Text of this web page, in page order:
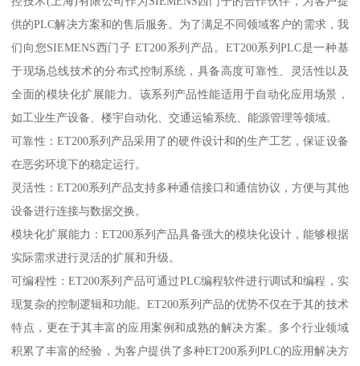
供的PLC解决方案和的售后服务。为了满足不同领域客户的需求，我
们向您SIEMENS西门子 ET200系列产品。ET200系列PLC是一种基
于现场总线技术的分布式控制系统，具备高度可靠性、灵活性以及
全面的模块化扩展能力。该系列产品性能适用于自动化应用场景，
如工业生产设备、楼宇自动化、交通运输系统、能源管理等领域。
可靠性：ET200系列产品采用了的硬件设计和的生产工艺，保证设备
在恶劣环境下的稳定运行。
灵活性：ET200系列产品支持多种通信接口和通信协议，方便与其他
设备进行连接与数据交换。
模块化扩展能力：ET200系列产品具备强大的模块化设计，能够根据
实际需求进行灵活的扩展和升级。
可编程性：ET200系列产品可通过PLC编程软件进行调试和编程，实
现复杂的控制逻辑和功能。ET200系列产品的优势不仅在于其的技术
特点，更在于其丰富的应用案例和成熟的解决方案。多个行业领域
积累了丰富的经验，为客户提供了多种ET200系列PLC的应用解决方